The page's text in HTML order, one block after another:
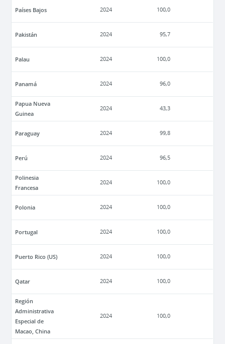
Países Bajos 2024 100,0
Pakistán 2024 95,7
Palau 2024 100,0
Panamá 2024 96,0
Papua Nueva
Guinea
2024 43,3
Paraguay 2024 99,8
Perú 2024 96,5
Polinesia
Francesa
2024 100,0
Polonia 2024 100,0
Portugal 2024 100,0
Puerto Rico (US) 2024 100,0
Qatar 2024 100,0
Región
Administrativa
Especial de
Macao, China
2024 100,0